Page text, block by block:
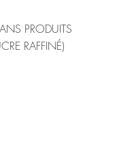
PRODUITS
RAFFINÉ)